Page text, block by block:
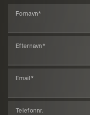
Fornavn*
Efternavn*
Email*
Telefonnr.